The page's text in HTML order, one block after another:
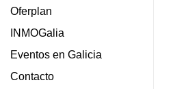
Oferplan
INMOGalia
Eventos en Galicia
Contacto